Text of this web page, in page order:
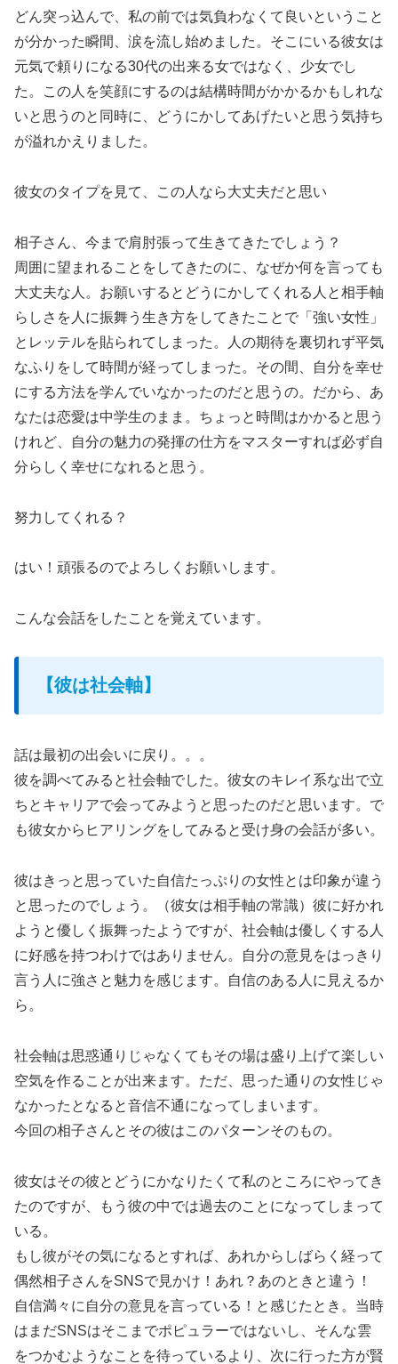
どん突っ込んで、私の前では気負わなくて良いということ
が分かった瞬間、涙を流し始めました。そこにいる彼女は
元気で頼りになる30代の出来る女ではなく、少女でし
た。この人を笑顔にするのは結構時間がかかるかもしれな
いと思うのと同時に、どうにかしてあげたいと思う気持ち
が溢れかえりました。
彼女のタイプを見て、この人なら大丈夫だと思い
相子さん、今まで肩肘張って生きてきたでしょう？
周囲に望まれることをしてきたのに、なぜか何を言っても
大丈夫な人。お願いするとどうにかしてくれる人と相手軸
らしさを人に振舞う生き方をしてきたことで「強い女性」
とレッテルを貼られてしまった。人の期待を裏切れず平気
なふりをして時間が経ってしまった。その間、自分を幸せ
にする方法を学んでいなかったのだと思うの。だから、あ
なたは恋愛は中学生のまま。ちょっと時間はかかると思う
けれど、自分の魅力の発揮の仕方をマスターすれば必ず自
分らしく幸せになれると思う。
努力してくれる？
はい！頑張るのでよろしくお願いします。
こんな会話をしたことを覚えています。
【彼は社会軸】
話は最初の出会いに戻り。。。
彼を調べてみると社会軸でした。彼女のキレイ系な出で立
ちとキャリアで会ってみようと思ったのだと思います。で
も彼女からヒアリングをしてみると受け身の会話が多い。
彼はきっと思っていた自信たっぷりの女性とは印象が違う
と思ったのでしょう。（彼女は相手軸の常識）彼に好かれ
ようと優しく振舞ったようですが、社会軸は優しくする人
に好感を持つわけではありません。自分の意見をはっきり
言う人に強さと魅力を感じます。自信のある人に見えるか
ら。
社会軸は思惑通りじゃなくてもその場は盛り上げて楽しい
空気を作ることが出来ます。ただ、思った通りの女性じゃ
なかったとなると音信不通になってしまいます。
今回の相子さんとその彼はこのパターンそのもの。
彼女はその彼とどうにかなりたくて私のところにやってき
たのですが、もう彼の中では過去のことになってしまって
いる。
もし彼がその気になるとすれば、あれからしばらく経って
偶然相子さんをSNSで見かけ！あれ？あのときと違う！
自信満々に自分の意見を言っている！と感じたとき。当時
はまだSNSはそこまでポピュラーではないし、そんな雲
をつかむようなことを待っているより、次に行った方が賢